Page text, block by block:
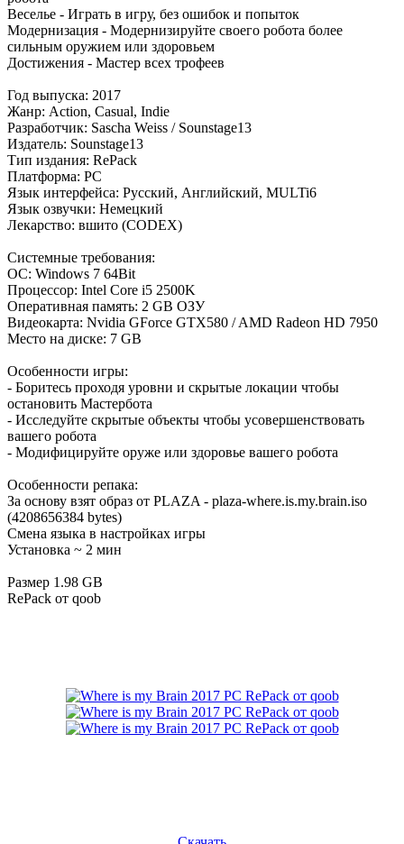
Веселье - Играть в игру, без ошибок и попыток
Модернизация - Модернизируйте своего робота более
сильным оружием или здоровьем
Достижения - Мастер всех трофеев
Год выпуска: 2017
Жанр: Action, Casual, Indie
Разработчик: Sascha Weiss / Sounstage13
Издатель: Sounstage13
Тип издания: RePack
Платформа: PC
Язык интерфейса: Русский, Английский, MULTi6
Язык озвучки: Немецкий
Лекарство: вшито (CODEX)
Cистемные требования:
ОС: Windows 7 64Bit
Процессор: Intel Core i5 2500K
Оперативная память: 2 GB ОЗУ
Видеокарта: Nvidia GForce GTX580 / AMD Radeon HD 7950
Место на диске: 7 GB
Особенности игры:
- Боритесь проходя уровни и скрытые локации чтобы
остановить Мастербота
- Исследуйте скрытые объекты чтобы усовершенствовать
вашего робота
- Модифицируйте оруже или здоровье вашего робота
Особенности репака:
За основу взят образ от PLAZA - plaza-where.is.my.brain.iso
(4208656384 bytes)
Смена языка в настройках игры
Установка ~ 2 мин
Размер 1.98 GB
RePack от qoob